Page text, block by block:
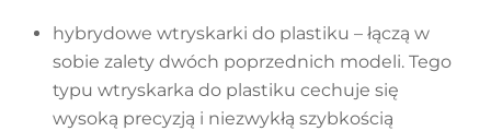
hybrydowe wtryskarki do plastiku – łączą w
sobie zalety dwóch poprzednich modeli. Tego
typu wtryskarka do plastiku cechuje się
wysoką precyzją i niezwykłą szybkością